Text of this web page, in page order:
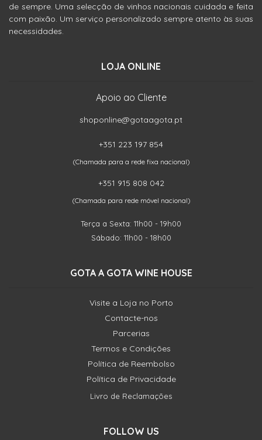
de sempre. Uma selecção de vinhos nacionais cuidada e feita
com paixão. Um serviço personalizado sempre atento às suas
necessidades.
LOJA ONLINE
Apoio ao Cliente
shoponline@gotaagota.pt
+351 223 197 854
(Chamada para a rede fixa nacional)
+351 915 808 042
(Chamada para rede móvel nacional)
Terça a Sexta: 11h00 - 19h00
Sábado: 11h00 - 18h00
GOTA A GOTA WINE HOUSE
Visite a Loja no Porto
Contacte-nos
Parcerias
Termos e Condições
Política de Reembolso
Política de Privacidade
Livro de Reclamações
FOLLOW US